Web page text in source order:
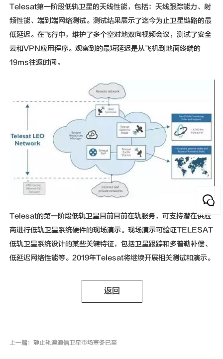
Telesat第一阶段低轨卫星的天线性能，包括：天线跟踪能力、射
频性能、端到端网络测试。测试结果展示了迄今为止卫星链路的最
低延迟。在飞行中，维护了多个空对地双向视频会议，测试了安全
云和VPN应用程序。观察到的最短延迟是从飞机到地面终端的
19ms往返时间。
Telesat的第一阶段低轨卫星目前目前在轨服务，可支持潜在供应
商进行低轨卫星系统硬件的现场演示。现场演示可验证TELESAT
低轨卫星系统设计的某些关键特征，包括卫星跟踪和多普勒补偿、
低延迟网络性能等。2019年Telesat将继续开展相关测试和演示。
返回
上一篇：静止轨道通信卫星市场寒冬已至